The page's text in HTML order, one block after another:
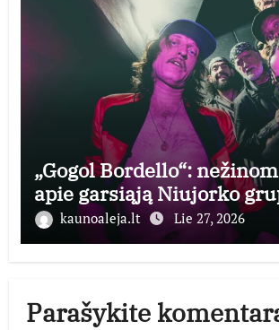
„Gogol Bordello“:
apie garsiąją Niujorko
kaunoaleja.lt Lie 27, 2026
Parašykite